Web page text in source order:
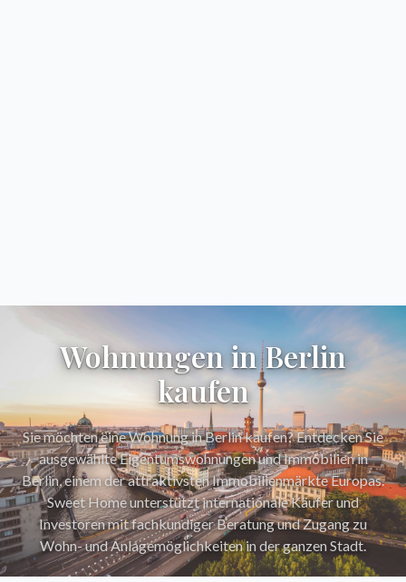
Wohnungen in Berlin
kaufen
Sie möchten eine Wohnung in Berlin kaufen? Entdecken Sie
ausgewählte Eigentumswohnungen und Immobilien in
Berlin, einem der attraktivsten Immobilienmärkte Europas.
Sweet Home unterstützt internationale Käufer und
Investoren mit fachkundiger Beratung und Zugang zu
Wohn- und Anlagemöglichkeiten in der ganzen Stadt.